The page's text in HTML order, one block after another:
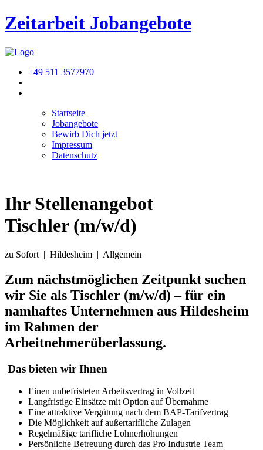
Zeitarbeit Jobangebote
+49 511 3577970
Startseite
Jobangebote
Bewirb Dich jetzt
Impressum
Datenschutz
Ihr Stellenangebot
Tischler (m/w/d)
zu Sofort | Hildesheim | Allgemein
Zum nächstmöglichen Zeitpunkt suchen
wir Sie als Tischler (m/w/d) – für ein
namhaftes Unternehmen aus Hildesheim
im Rahmen der
Arbeitnehmerüberlassung.
Das bieten wir Ihnen
Einen unbefristeten Arbeitsvertrag in Vollzeit
Langfristige Einsätze mit Option auf Übernahme
Eine attraktive Vergütung nach dem BAP-Tarifvertrag
Die Möglichkeit auf außertarifliche Zulagen
Regelmäßige tarifliche Lohnerhöhungen
Persönliche Betreuung durch das Pro Industrie Team